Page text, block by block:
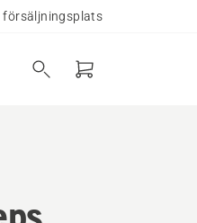
försäljningsplats